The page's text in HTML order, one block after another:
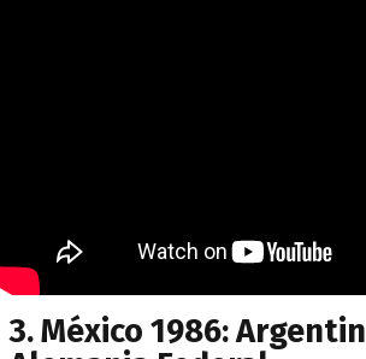
3. México 1986: